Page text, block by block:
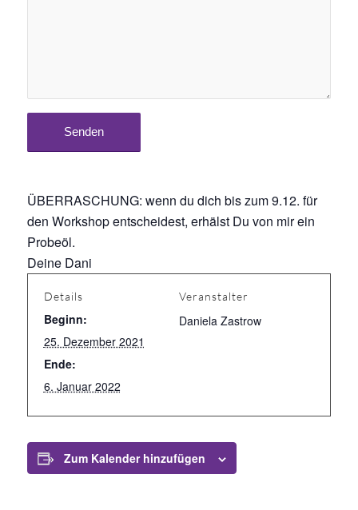
ÜBERRASCHUNG: wenn du dich bis zum 9.12. für
den Workshop entscheidest, erhälst Du von mir ein
Probeöl.
Deine Dani
Details
Beginn:
25. Dezember 2021
Ende:
6. Januar 2022
Veranstalter
Daniela Zastrow
Zum Kalender hinzufügen